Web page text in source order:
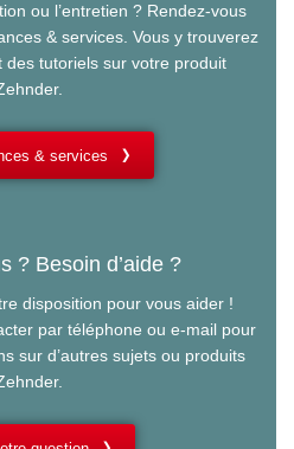
ou l’entretien ? Rendez-vous
& services. Vous y trouverez
des tutoriels sur votre produit
& services
? Besoin d’aide ?
disposition pour vous aider !
par téléphone ou e-mail pour
sur d’autres sujets ou produits